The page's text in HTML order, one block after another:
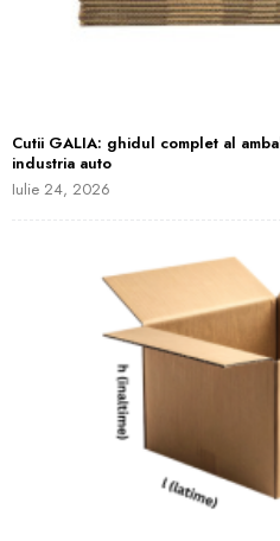
Cutii GALIA: ghidul complet al
industria auto
Iulie 24, 2026